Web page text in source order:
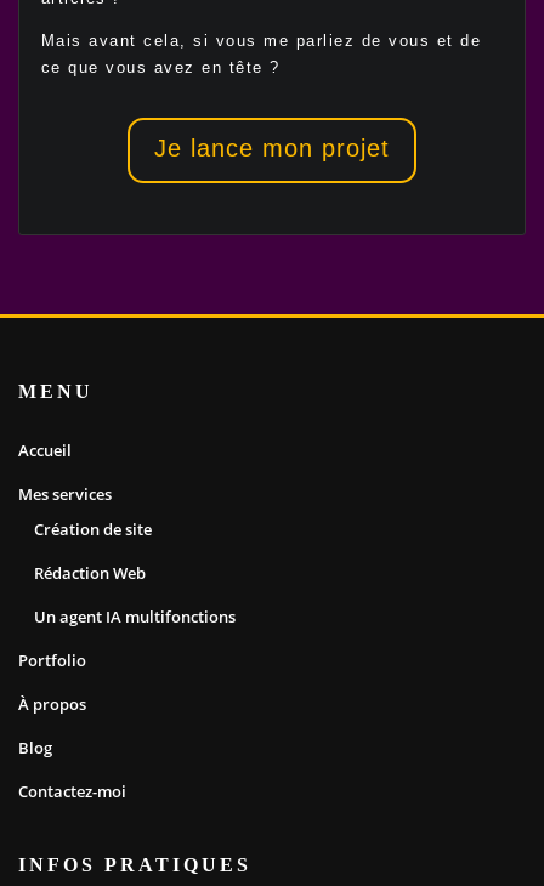
Mais avant cela, si vous me parliez de vous et de
ce que vous avez en tête ?
Je lance mon projet
MENU
Accueil
Mes services
Création de site
Rédaction Web
Un agent IA multifonctions
Portfolio
À propos
Blog
Contactez-moi
INFOS PRATIQUES